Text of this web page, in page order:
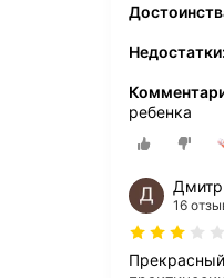
Недостатки:
ребенка
16